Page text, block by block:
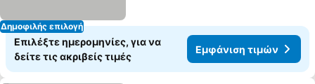
Δημοφιλής επιλογή
Επιλέξτε ημερομηνίες, για να
δείτε τις ακριβείς τιμές
Εμφάνιση τιμών